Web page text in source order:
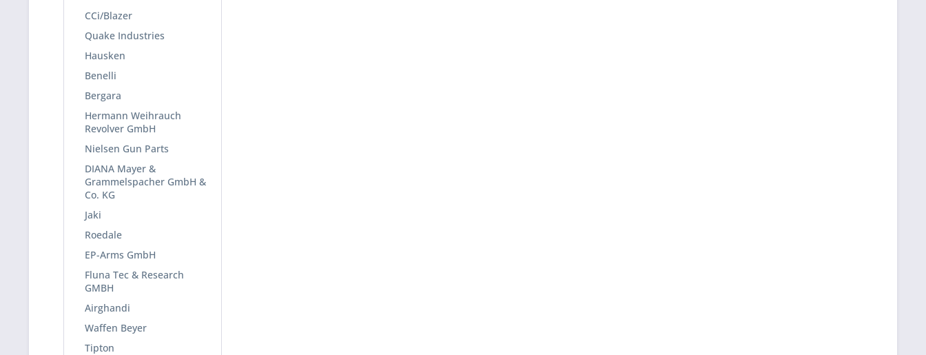
CCi/Blazer
Quake Industries
Hausken
Benelli
Bergara
Hermann Weihrauch
Revolver GmbH
Nielsen Gun Parts
DIANA Mayer &
Grammelspacher GmbH &
Co. KG
Jaki
Roedale
EP-Arms GmbH
Fluna Tec & Research
GMBH
Airghandi
Waffen Beyer
Tipton